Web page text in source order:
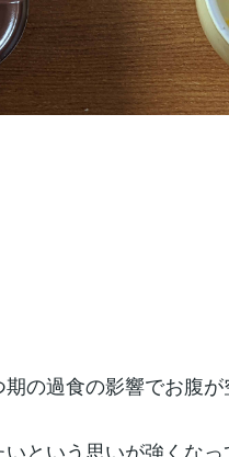
の過食の影響でお腹
という思いが強くな